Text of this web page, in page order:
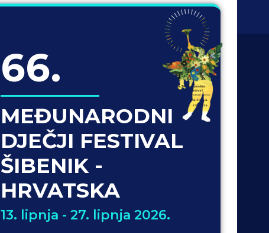
66.
MEĐUNARODNI
DJEČJI FESTIVAL
ŠIBENIK -
HRVATSKA
13. lipnja - 27. lipnja 2026.